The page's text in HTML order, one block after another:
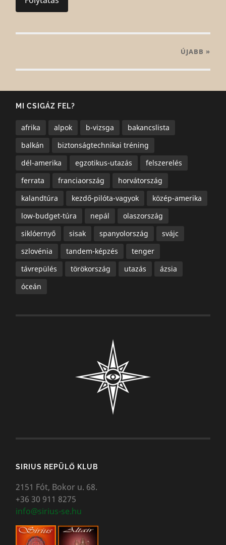
ÚJABB »
MI CSIGÁZ FEL?
afrika alpok b-vizsga
bakancslista
balkán
biztonságtechnikai tréning
dél-amerika
egzotikus-utazás
felszerelés
ferrata
franciaország
horvátország
kalandtúra
kezdő-pilóta-vagyok
közép-amerika
low-budget-túra
nepál
olaszország
siklóernyő
sisak spanyolország
svájc
szlovénia
tandem-képzés
tenger
távrepülés
törökország utazás
ázsia
óceán
SIRIUS REPÜLŐ KLUB
2151 Fót, Bokor u. 68.
+36 30 911 8275
info@sirius-se.hu